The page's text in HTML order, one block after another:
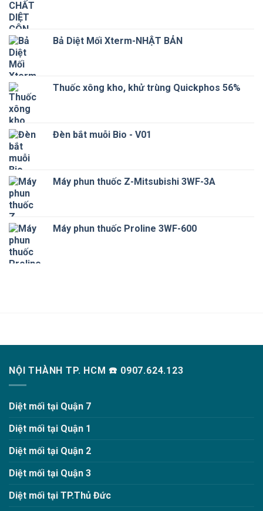
Bả Diệt Mối Xterm-NHẬT BẢN
Thuốc xông kho, khử trùng Quickphos 56%
Đèn bắt muỗi Bio - V01
Máy phun thuốc Z-Mitsubishi 3WF-3A
Máy phun thuốc Proline 3WF-600
NỘI THÀNH TP. HCM ☎️ 0907.624.123
Diệt mối tại Quận 7
Diệt mối tại Quận 1
Diệt mối tại Quận 2
Diệt mối tại Quận 3
Diệt mối tại TP.Thủ Đức